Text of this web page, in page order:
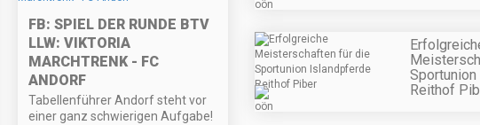
FB: SPIEL DER RUNDE BTV
LLW: VIKTORIA
MARCHTRENK - FC
ANDORF
Tabellenführer Andorf steht vor
einer ganz schwierigen Aufgabe!
Reithof